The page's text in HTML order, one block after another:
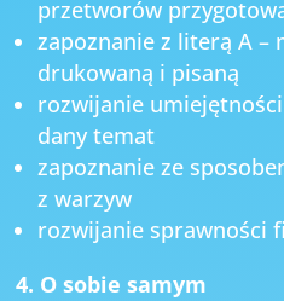
przetworów
zapoznanie z literą A –
drukowaną i pisaną
rozwijanie
dany temat
zapoznanie ze
z warzyw
rozwijanie sprawności
4. O sobie samym